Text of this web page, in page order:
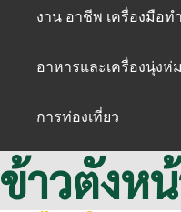
งาน อาชีพ เครื่องมือท
อาหารและเครื่องนุ่งห่ม
การท่องเที่ยว
ข้าวตังห